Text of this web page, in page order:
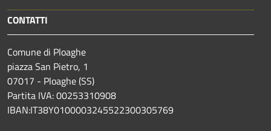
CONTATTI
Comune di Ploaghe
piazza San Pietro, 1
07017 - Ploaghe (SS)
Partita IVA: 00253310908
IBAN:IT38Y0100003245522300305769